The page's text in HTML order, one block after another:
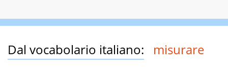
Dal vocabolario italiano: misurare